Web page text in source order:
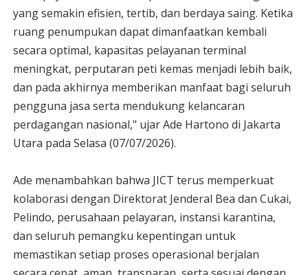
yang semakin efisien, tertib, dan berdaya saing. Ketika
ruang penumpukan dapat dimanfaatkan kembali
secara optimal, kapasitas pelayanan terminal
meningkat, perputaran peti kemas menjadi lebih baik,
dan pada akhirnya memberikan manfaat bagi seluruh
pengguna jasa serta mendukung kelancaran
perdagangan nasional," ujar Ade Hartono di Jakarta
Utara pada Selasa (07/07/2026).
Ade menambahkan bahwa JICT terus memperkuat
kolaborasi dengan Direktorat Jenderal Bea dan Cukai,
Pelindo, perusahaan pelayaran, instansi karantina,
dan seluruh pemangku kepentingan untuk
memastikan setiap proses operasional berjalan